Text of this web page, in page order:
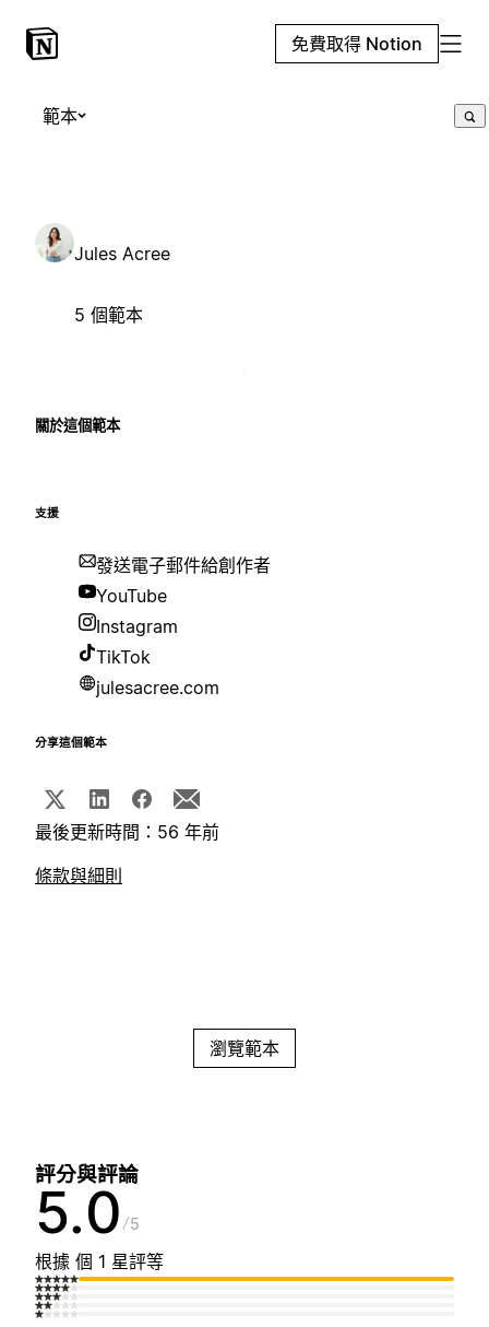
免費取得 Notion
範本
Jules Acree
5 個範本
關於這個範本
支援
發送電子郵件給創作者
YouTube
Instagram
TikTok
julesacree.com
分享這個範本
最後更新時間：56 年前
條款與細則
瀏覽範本
評分與評論
5.0 5
根據 個 1 星評等